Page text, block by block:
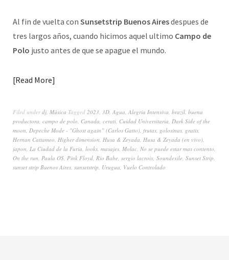
Al fin de vuelta con Sunsetstrip Buenos Airesdespues de
tres largos años, cuando hicimos aquel ultimo Campo de
Polo justo antes de que se apague el mundo.
Read More
Filed underdj, Música Tagged 2023, 3D, Agua, Alegria Intensiva, brazil, buena
productora, campo de polo, Canada, cerati, Cuidad Universitaria, Dark Side of the
moon, Depeche Mode - "Ghost again” (Carlos Gatto), frutas, golosinas, gratis,
Hernan Cattameo, Higher dimension, Husa & Zeyada, Husa & Zeyada (en vivo),
japon, La Ciudad de la Furia, looks, masajes, Molac, No se puede estar mas contento,
On the run, Paula OS, Pink Floyd, Rio Babe, sergio lacroix, Soundexile, Sunset Strip,
sunset strip Buenos Aires, sunsetstrip, Urugua, Vuelo Controlado